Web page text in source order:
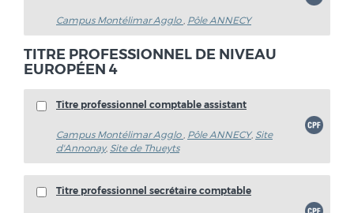
Campus Montélimar Agglo Pôle ANNECY
TITRE PROFESSIONNEL DE NIVEAU
EUROPÉEN 4
Titre professionnel comptable assistant
Campus Montélimar Agglo Pôle ANNECY, Site
d'Annonay, Site de Thueyts
Titre professionnel secrétaire comptable